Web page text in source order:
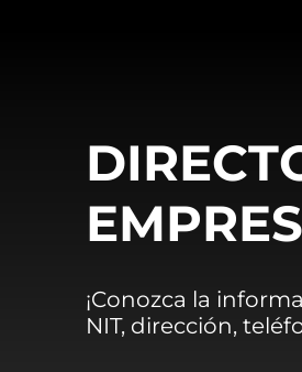
¡Conozca la
NIT, dirección,